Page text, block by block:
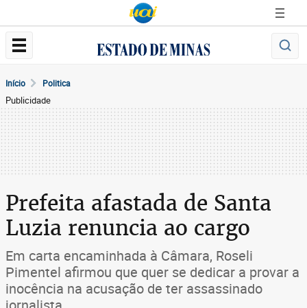
Início Politica
Publicidade
Prefeita afastada de Santa
Luzia renuncia ao cargo
Em carta encaminhada à Câmara, Roseli
Pimentel afirmou que quer se dedicar a provar a
inocência na acusação de ter assassinado